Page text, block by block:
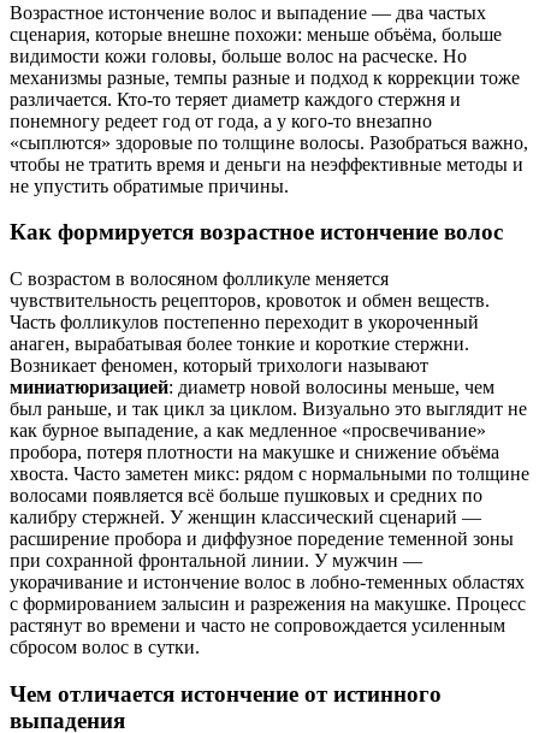
Возрастное истончение волос и выпадение — два частых
сценария, которые внешне похожи: меньше объёма, больше
видимости кожи головы, больше волос на расческе. Но
механизмы разные, темпы разные и подход к коррекции тоже
различается. Кто-то теряет диаметр каждого стержня и
понемногу редеет год от года, а у кого-то внезапно
«сыплются» здоровые по толщине волосы. Разобраться важно,
чтобы не тратить время и деньги на неэффективные методы и
не упустить обратимые причины.
Как формируется возрастное истончение волос
С возрастом в волосяном фолликуле меняется
чувствительность рецепторов, кровоток и обмен веществ.
Часть фолликулов постепенно переходит в укороченный
анаген, вырабатывая более тонкие и короткие стержни.
Возникает феномен, который трихологи называют
миниатюризацией: диаметр новой волосины меньше, чем
был раньше, и так цикл за циклом. Визуально это выглядит не
как бурное выпадение, а как медленное «просвечивание»
пробора, потеря плотности на макушке и снижение объёма
хвоста. Часто заметен микс: рядом с нормальными по толщине
волосами появляется всё больше пушковых и средних по
калибру стержней. У женщин классический сценарий —
расширение пробора и диффузное поредение теменной зоны
при сохранной фронтальной линии. У мужчин —
укорачивание и истончение волос в лобно-теменных областях
с формированием залысин и разрежения на макушке. Процесс
растянут во времени и часто не сопровождается усиленным
сбросом волос в сутки.
Чем отличается истончение от истинного
выпадения